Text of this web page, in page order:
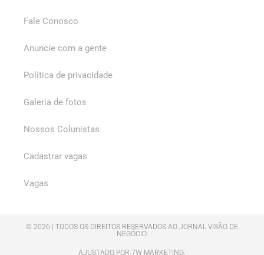
Fale Conosco
Anuncie com a gente
Política de privacidade
Galeria de fotos
Nossos Colunistas
Cadastrar vagas
Vagas
© 2026 | TODOS OS DIREITOS RESERVADOS AO JORNAL VISÃO DE
NEGÓCIO.
AJUSTADO POR 7W MARKETING.